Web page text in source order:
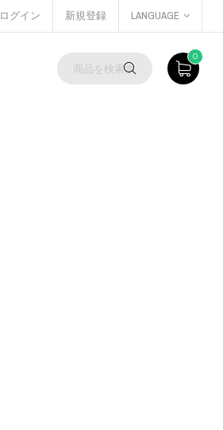
ログイン 新規登録 LANGUAGE
0